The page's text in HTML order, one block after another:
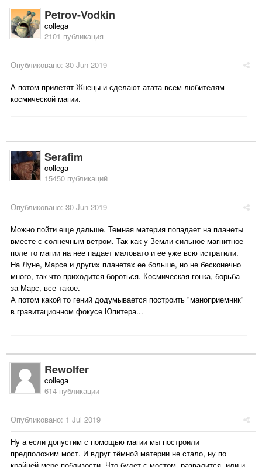
Petrov-Vodkin
collega
2101 публикация
Опубликовано: 30 Jun 2019
А потом прилетят Жнецы и сделают атата всем любителям
космической магии.
Serafim
collega
15450 публикаций
Опубликовано: 30 Jun 2019
Можно пойти еще дальше. Темная материя попадает на планеты
вместе с солнечным ветром. Так как у Земли сильное магнитное
поле то магии на нее падает маловато и ее уже всю истратили.
На Луне, Марсе и других планетах ее больше, но не бесконечно
много, так что приходится бороться. Космическая гонка, борьба
за Марс, все такое.
А потом какой то гений додумывается построить "маноприемник"
в гравитационном фокусе Юпитера...
Rewolfer
collega
614 публикации
Опубликовано: 1 Jul 2019
Ну а если допустим с помощью магии мы построили
предположим мост. И вдруг тёмной материи не стало, ну по